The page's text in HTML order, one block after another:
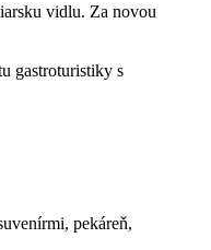
vidlu. Za novou
gastroturistiky s
pekáreň,